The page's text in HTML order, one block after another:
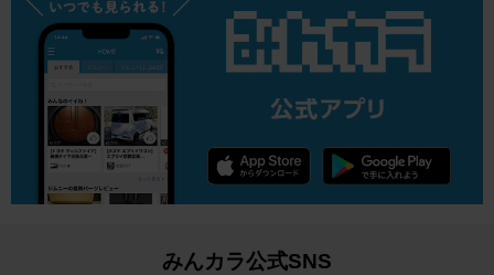
みんカラ公式SNS